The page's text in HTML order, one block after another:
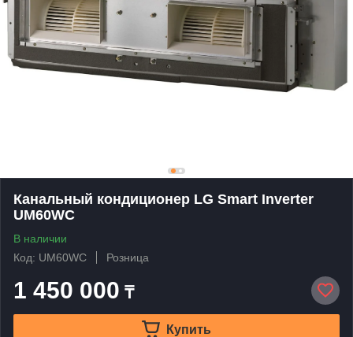
Канальный кондиционер LG Smart Inverter
UM60WC
В наличии
Код: UM60WC
Розница
1 450 000 ₸
Купить